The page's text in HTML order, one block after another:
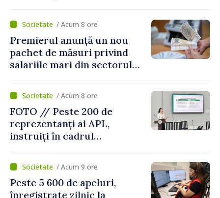
revenirea în țară
/ Acum 8 ore
Premierul anunță un nou
pachet de măsuri privind
salariile mari din sectorul
/ Acum 8 ore
FOTO // Peste 200 de
reprezentanți ai APL,
instruiți în cadrul
Mediu privind aplicarea a
două regulamente din
domeniu
/ Acum 9 ore
Peste 5 600 de apeluri,
înregistrate zilnic la